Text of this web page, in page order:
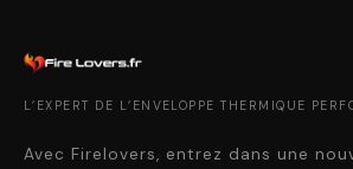
L’EXPERT DE L’ENVELOPPE THERMIQUE
Avec Firelovers, entrez dans une